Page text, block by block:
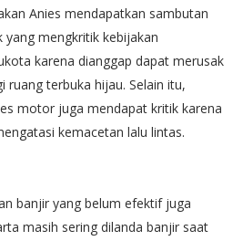
Anies mendapatkan sambutan
mengkritik kebijakan
karena dianggap dapat merusak
ruang terbuka hijau. Selain itu,
motor juga mendapat kritik karena
kemacetan lalu lintas.
banjir yang belum efektif juga
masih sering dilanda banjir saat